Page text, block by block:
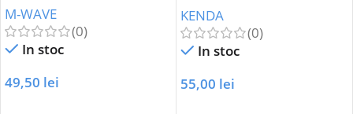
M-WAVE
(0)
In stoc
49,50 lei
KENDA
(0)
In stoc
55,00 lei